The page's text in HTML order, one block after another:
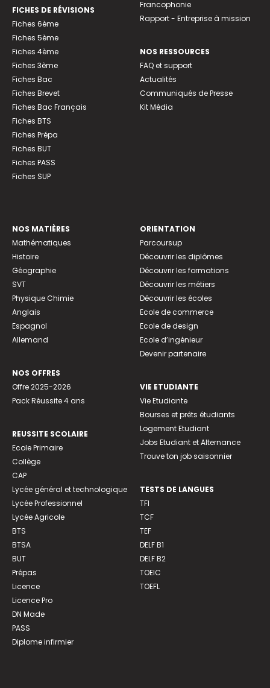
FICHES DE RÉVISIONS
Fiches 6ème
Fiches 5ème
Fiches 4ème
Fiches 3ème
Fiches Bac
Fiches Brevet
Fiches Bac Français
Fiches BTS
Fiches Prépa
Fiches BUT
Fiches PASS
Fiches SUP
Francophonie
Rapport - Entreprise à mission
NOS RESSOURCES
FAQ et support
Actualités
Communiqués de Presse
Kit Média
NOS MATIÈRES
Mathématiques
Histoire
Géographie
SVT
Physique Chimie
Anglais
Espagnol
Allemand
NOS OFFRES
Offre 2025-2026
Pack Réussite 4 ans
REUSSITE SCOLAIRE
Ecole Primaire
Collège
CAP
Lycée général et technologique
Lycée Professionnel
Lycée Agricole
BTS
BTSA
BUT
Prépas
Licence
Licence Pro
DN Made
PASS
Diplome infirmier
ORIENTATION
Parcoursup
Découvrir les diplômes
Découvrir les formations
Découvrir les métiers
Découvrir les écoles
Ecole de commerce
Ecole de design
Ecole d’ingénieur
Devenir partenaire
VIE ETUDIANTE
Vie Etudiante
Bourses et prêts étudiants
Logement Etudiant
Jobs Etudiant et Alternance
Trouve ton job saisonnier
TESTS DE LANGUES
TFI
TCF
TEF
DELF B1
DELF B2
TOEIC
TOEFL